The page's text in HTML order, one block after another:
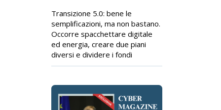
Transizione 5.0: bene le
semplificazioni, ma non bastano.
Occorre spacchettare digitale
ed energia, creare due piani
diversi e dividere i fondi